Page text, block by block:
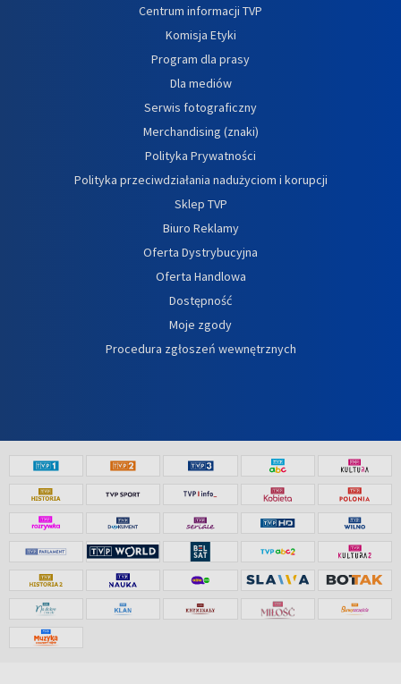
Centrum informacji TVP
Komisja Etyki
Program dla prasy
Dla mediów
Serwis fotograficzny
Merchandising (znaki)
Polityka Prywatności
Polityka przeciwdziałania nadużyciom i korupcji
Sklep TVP
Biuro Reklamy
Oferta Dystrybucyjna
Oferta Handlowa
Dostępność
Moje zgody
Procedura zgłoszeń wewnętrznych